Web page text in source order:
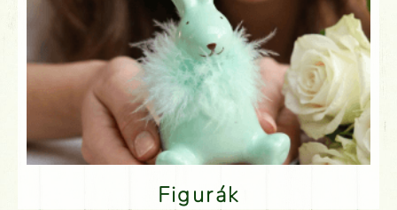
Figurák